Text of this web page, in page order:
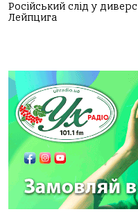
Російський слід у
Лейпцига